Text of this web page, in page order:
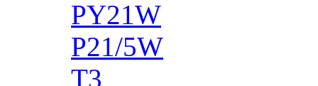
PY21W
P21/5W
T3